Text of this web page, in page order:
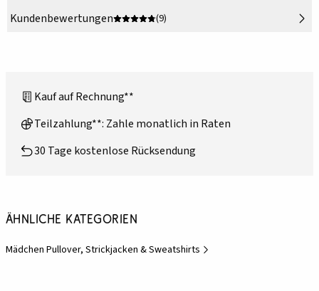
Kundenbewertungen
(9)
Kauf auf Rechnung**
Teilzahlung**: Zahle monatlich in Raten
30 Tage kostenlose Rücksendung
Ähnliche Kategorien
Mädchen Pullover, Strickjacken & Sweatshirts